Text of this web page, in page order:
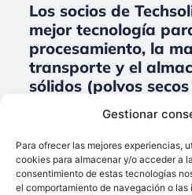
Gestionar
Para ofrecer las mejores experiencias,
cookies para almacenar y/o acceder a
consentimiento de estas tecnologías
el comportamiento de navegación o
Los socios de
mejor tecnología
procesamiento, la
transporte y el
sólidos (polvos
granel) para